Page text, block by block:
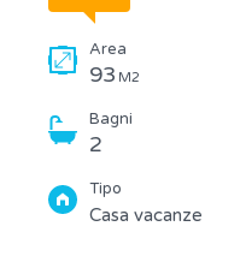
Area
93 M2
Bagni
2
Tipo
Casa vacanze